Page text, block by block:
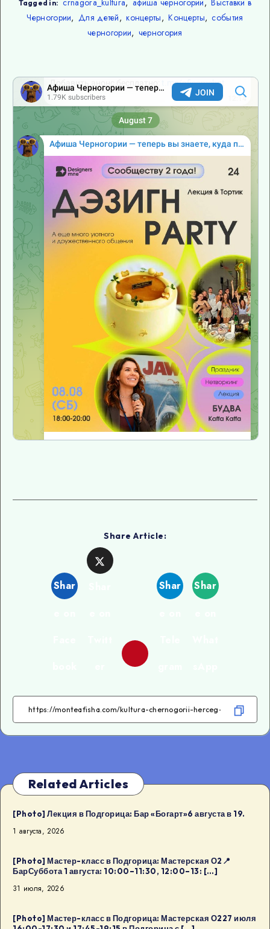
Tagged in:
Черногории, Для детей, концерты, Концерты, события
черногории, черногория
Share Article:
Shar
Shar
Shar
Related Articles
[Photo] Лекция в Подгорица: Бар «Богарт»6 августа в 19.
1 августа, 2026
[Photo] Мастер-класс в Подгорица: Мастерская О2📍
БарСуббота 1 августа: 10:00–11:30, 12:00–13: […]
31 июля, 2026
[Photo] Мастер-класс в Подгорица: Мастерская О227 июля